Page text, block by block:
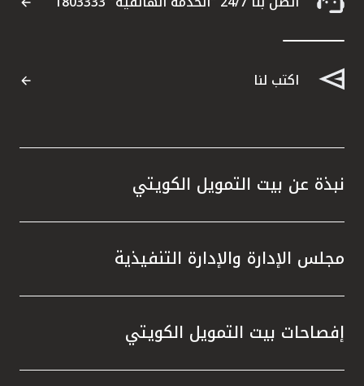
اكتب لنا
نبذة عن بيت التمويل الكويتي
مجلس الإدارة والإدارة التنفيذية
إفصاحات بيت التمويل الكويتي